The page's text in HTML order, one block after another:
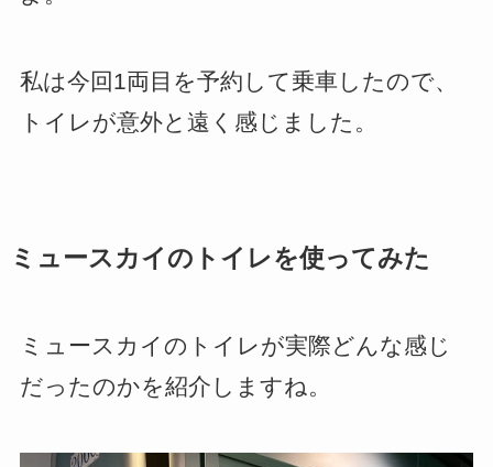
私は今回1両目を予約して乗車したので、
トイレが意外と遠く感じました。
ミュースカイのトイレを使ってみた
ミュースカイのトイレが実際どんな感じ
だったのかを紹介しますね。